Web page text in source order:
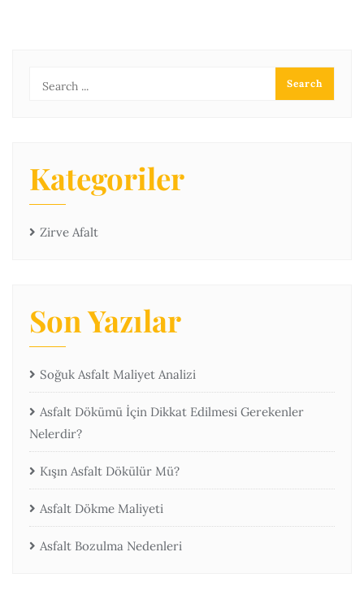
Kategoriler
Zirve Afalt
Son Yazılar
Soğuk Asfalt Maliyet Analizi
Asfalt Dökümü İçin Dikkat Edilmesi Gerekenler
Nelerdir?
Kışın Asfalt Dökülür Mü?
Asfalt Dökme Maliyeti
Asfalt Bozulma Nedenleri